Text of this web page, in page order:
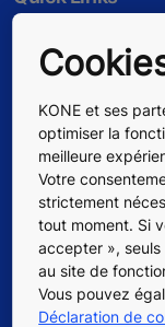
Contactez-nous
Travailler chez
Pour les
KONE et ses
optimiser la
meilleure
Votre
strictement
tout moment. Si
accepter »,
au site de
Vous pouvez
Déclaration de